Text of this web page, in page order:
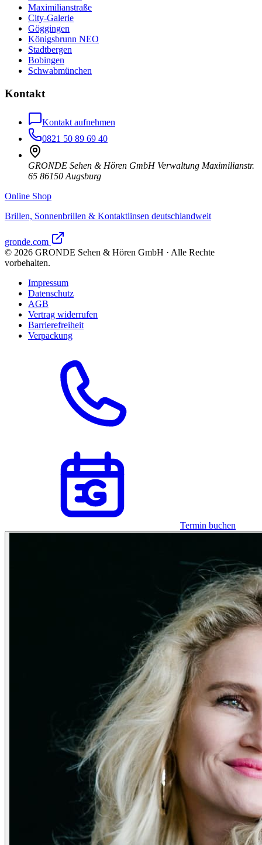
Maximilianstraße
City-Galerie
Göggingen
Königsbrunn NEO
Stadtbergen
Bobingen
Schwabmünchen
Kontakt
Kontakt aufnehmen
0821 50 89 69 40
GRONDE Sehen & Hören GmbH Verwaltung Maximilianstr.
65 86150 Augsburg
Online Shop
Brillen, Sonnenbrillen & Kontaktlinsen deutschlandweit
gronde.com
© 2026 GRONDE Sehen & Hören GmbH · Alle Rechte
vorbehalten.
Impressum
Datenschutz
AGB
Vertrag widerrufen
Barrierefreiheit
Verpackung
Termin buchen